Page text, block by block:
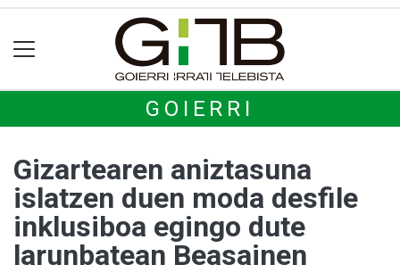
GOIERRI
Gizartearen aniztasuna
islatzen duen moda desfile
inklusiboa egingo dute
larunbatean Beasainen